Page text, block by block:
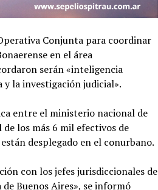
Conjunta para coordinar
en el área
serán «inteligencia
y la investigación judicial».
entre el ministerio nacional de
los más 6 mil efectivos de
desplegado en el conurbano.
con los jefes jurisdiccionales de
Buenos Aires», se informó